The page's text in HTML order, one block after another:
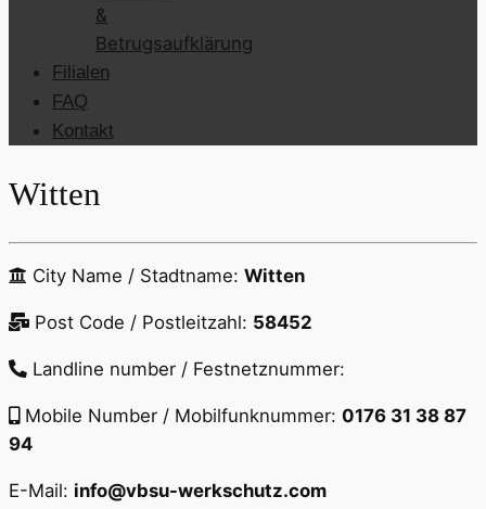
&
Betrugsaufklärung
Filialen
FAQ
Kontakt
Witten
City Name / Stadtname: Witten
Post Code / Postleitzahl: 58452
Landline number / Festnetznummer:
Mobile Number / Mobilfunknummer: 0176 31 38 87
94
E-Mail: info@vbsu-werkschutz.com